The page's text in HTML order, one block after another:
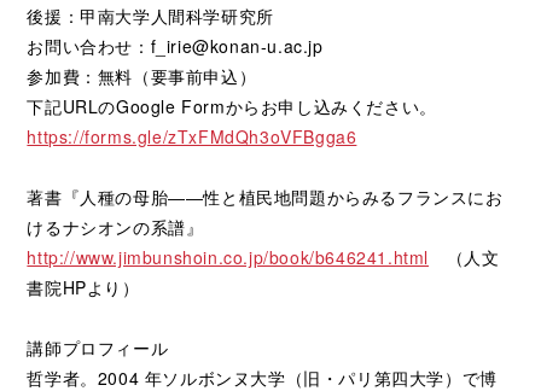
後援：甲南大学人間科学研究所
お問い合わせ：f_irie@konan-u.ac.jp
参加費：無料（要事前申込）
下記URLのGoogle Formからお申し込みください。
https://forms.gle/zTxFMdQh3oVFBgga6
著書『人種の母胎――性と植民地問題からみるフランスにお
けるナシオンの系譜』
http://www.jimbunshoin.co.jp/book/b646241.html （人文
書院HPより）
講師プロフィール
哲学者。2004 年ソルボンヌ大学（旧・パリ第四大学）で博